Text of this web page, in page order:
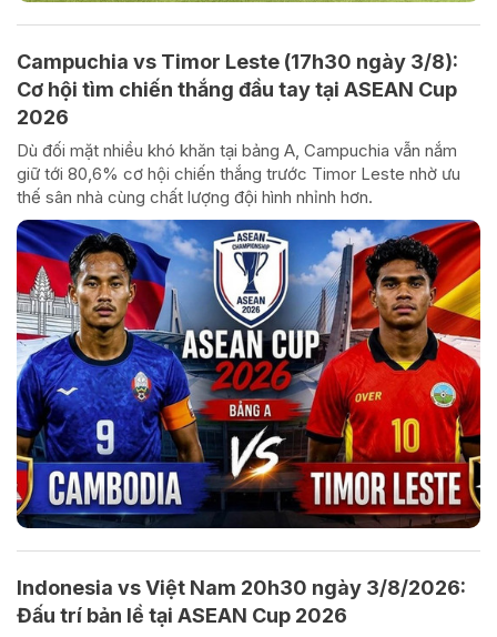
Campuchia vs Timor Leste (17h30 ngày 3/8):
Cơ hội tìm chiến thắng đầu tay tại ASEAN Cup
2026
Dù đối mặt nhiều khó khăn tại bảng A, Campuchia vẫn nắm
giữ tới 80,6% cơ hội chiến thắng trước Timor Leste nhờ ưu
thế sân nhà cùng chất lượng đội hình nhỉnh hơn.
Indonesia vs Việt Nam 20h30 ngày 3/8/2026:
Đấu trí bản lề tại ASEAN Cup 2026